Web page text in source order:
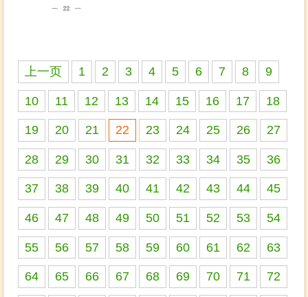
上一页 1 2 3 4 5 6 7 8 9
10 11 12 13 14 15 16 17 18
19 20 21 22 23 24 25 26 27
28 29 30 31 32 33 34 35 36
37 38 39 40 41 42 43 44 45
46 47 48 49 50 51 52 53 54
55 56 57 58 59 60 61 62 63
64 65 66 67 68 69 70 71 72